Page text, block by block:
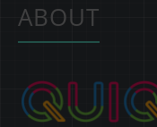
ABOUT